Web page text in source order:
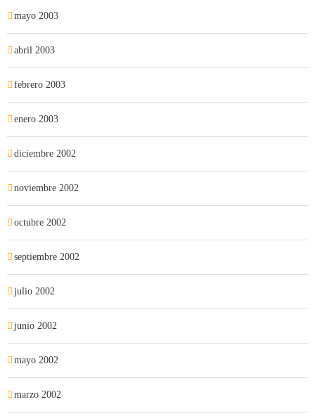
mayo 2003
abril 2003
febrero 2003
enero 2003
diciembre 2002
noviembre 2002
octubre 2002
septiembre 2002
julio 2002
junio 2002
mayo 2002
marzo 2002